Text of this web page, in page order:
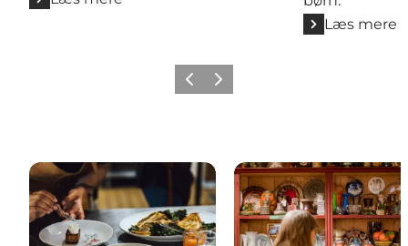
Læs mere
ForrigeNæste